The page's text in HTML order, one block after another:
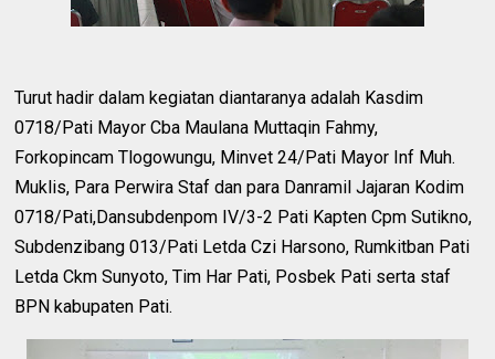
Turut hadir dalam kegiatan diantaranya adalah Kasdim
0718/Pati Mayor Cba Maulana Muttaqin Fahmy,
Forkopincam Tlogowungu, Minvet 24/Pati Mayor Inf Muh.
Muklis, Para Perwira Staf dan para Danramil Jajaran Kodim
0718/Pati,Dansubdenpom IV/3-2 Pati Kapten Cpm Sutikno,
Subdenzibang 013/Pati Letda Czi Harsono, Rumkitban Pati
Letda Ckm Sunyoto, Tim Har Pati, Posbek Pati serta staf
BPN kabupaten Pati.